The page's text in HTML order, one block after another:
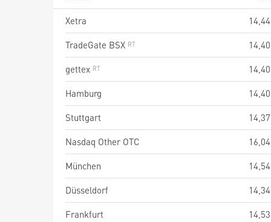
Xetra
14,44
TradeGate BSX
14,40
gettex
14,40
Hamburg
14,40
Stuttgart
14,37
Nasdaq Other OTC
16,04
München
14,54
Düsseldorf
14,34
Frankfurt
14,53